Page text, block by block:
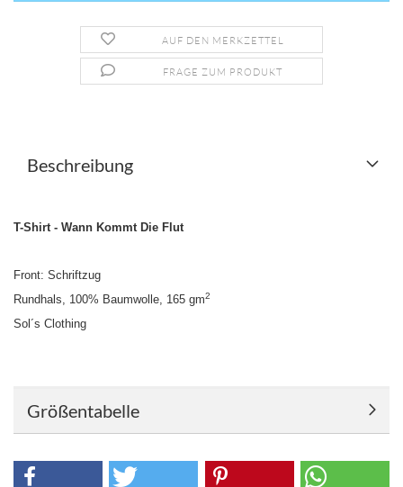
AUF DEN MERKZETTEL
FRAGE ZUM PRODUKT
Beschreibung
T-Shirt - Wann Kommt Die Flut
Front: Schriftzug
Rundhals, 100% Baumwolle, 165 gm2
Sol´s Clothing
Größentabelle